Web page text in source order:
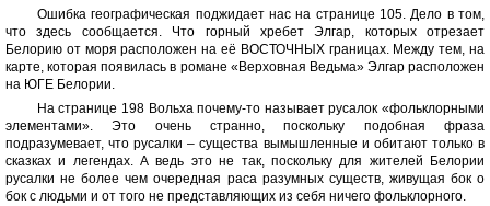
Ошибка географическая поджидает нас на странице 105. Дело в том,
что здесь сообщается. Что горный хребет Элгар, которых отрезает
Белорию от моря расположен на её ВОСТОЧНЫХ границах. Между тем, на
карте, которая появилась в романе «Верховная Ведьма» Элгар расположен
на ЮГЕ Белории.
На странице 198 Вольха почему-то называет русалок «фольклорными
элементами». Это очень странно, поскольку подобная фраза
подразумевает, что русалки – существа вымышленные и обитают только в
сказках и легендах. А ведь это не так, поскольку для жителей Белории
русалки не более чем очередная раса разумных существ, живущая бок о
бок с людьми и от того не представляющих из себя ничего фольклорного.